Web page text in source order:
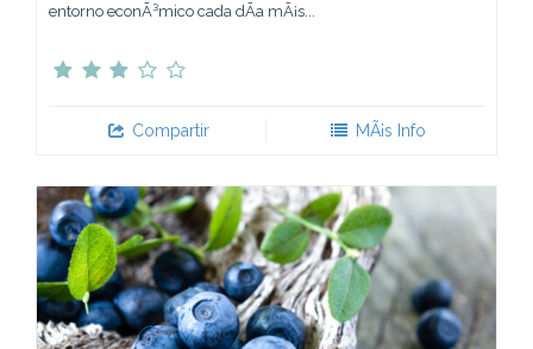
entorno econÃ³mico cada dÃ­a mÃ¡s...
Compartir MÃ¡s Info